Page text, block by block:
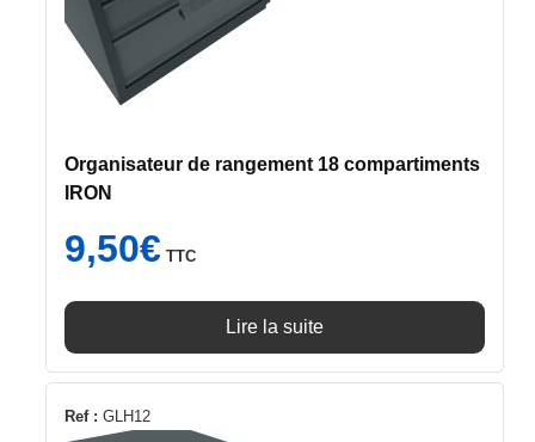
Organisateur de rangement 18 compartiments
IRON
9,50€ TTC
Lire la suite
Ref : GLH12